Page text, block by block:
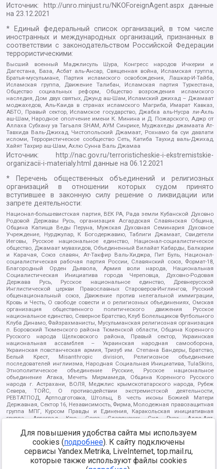
Источник: http://unro.minjust.ru/NKOForeignAgent.aspxданные
на23.12.2021
* Единый федеральный список организаций, в том числе
иностранных и международных организаций, признанных в
соответствии с законодательством Российской Федерации
террористическими:
Высший военный Маджлисуль Шура, Конгресс народов Ичкерии и
Дагестана, База, Асбат аль-Ансар, Священная война, Исламская группа,
Братья-мусульмане, Партия исламского освобождения, Лашкар-И-Тайба,
Исламская группа, Движение Талибан, Исламская партия Туркестана,
Общество социальных реформ, Общество возрождения исламского
наследия, Дом двух святых, Джунд аш-Шам, Исламский джихад – Джамаат
моджахедов, Аль-Каида в странах исламского Магриба, Имарат Кавказ,
АБТО, Правый сектор, Исламское государство, Джабха аль-Нусра ли-Ахль
аш-Шам, Народное ополчение имени К. Минина и Д. Пожарского, Аджр от
Аллаха Субхану уа Тагьаля SHAM, АУМ Синрике, Муджахеды джамаата Ат-
Тавхида Валь-Джихад, Чистопольский Джамаат, Рохнамо ба суи давлати
исломи, Террористическое сообщество Сеть, Катиба Таухид валь-Джихад,
Хайят Тахрир аш-Шам, Ахлю Сунна Валь Джамаа
Источник:
http://nac.gov.ru/terroristicheskie-i-ekstremistskie-
organizacii-i-materialy.html данные на06.12.2021
* Перечень общественных объединений и религиозных
организаций в отношении которых судом принято
вступившее в законную силу решение о ликвидации или
запрете деятельности:
Национал-большевистская партия, ВЕК РА, Рада земли Кубанской Духовно
Родовой Державы Русь, организация Асгардская Славянская Община,
Община Капища Веды Перуна, Мужская Духовная Семинария Духовное
Учреждение, Нурджулар, К Богодержавию, Таблиги Джамаат, Свидетели
Иеговы, Русское национальное единство, Национал-социалистическое
общество, Джамаат мувахидов, Объединенный Вилайат Кабарды, Балкарии
и Карачая, Союз славян, Ат-Такфир Валь-Хиджра, Пит Буль, Национал-
социалистическая рабочая партия России, Славянский союз, Формат-18,
Благородный Орден Дьявола, Армия воли народа, Национальная
Социалистическая Инициатива города Череповца, Духовно-Родовая
Держава Русь, Русское национальное единство, Древнерусской
Инглистической церкви Православных Староверов-Инглингов, Русский
общенациональный союз, Движение против нелегальной иммиграции,
Кровь и Честь, О свободе совести и о религиозных объединениях, Омская
организация общественного политического движения Русское
национальное единство, Северное Братство, Клуб Болельщиков Футбольного
Клуба Динамо, Файзрахманисты, Мусульманская религиозная организация
п. Боровский Тюменского района Тюменской области, Община Коренного
Русского народа Щелковского района, Правый сектор, Украинская
национальная ассамблея – Украинская народная самооборона,
Украинская повстанческая армия, Тризуб им. Степана Бандеры, Братство,
Белый Крест, Misanthropic division, Религиозное объединение
последователей инглиизма, Народная Социальная Инициатива, TulaSkins,
Этнополитическое объединение Русские, Русское национальное
объединение Атака, Мечеть Мирмамеда, Община Коренного Русского
народа г. Астрахани, ВОЛЯ, Меджлис крымскотатарского народа, Рубеж
Севера, ТОЙС, О противодействии экстремистской деятельности,
РЕВТАТПОД, Артподготовка, Штольц, В честь иконы Божией Матери
Державная, Сектор 16, Независимость, Фирма, Молодежная правозащитная
группа МПГ, Курсом Правды и Единения, Каракольская инициативная
группа, Автоград Крю, Союз Славянских Сил Руси, Алля-Аят,
Арестантское уголовное единство, Башкорт, Нация и свобода, W.H.С., Фалунь
Дафа, Иртыш Ultras, Русский Патриотический клуб-Новокузнецк/РПК,
Сибирский державный союз, Фонд борьбы с коррупцией, Фонд защиты прав
граждан, Штабы Навального, Совет граждан СССР Прикубанского округа г.
Краснодара
Для повышения удобства сайта мы используем
cookies (подробнее). К сайту подключены
сервисы Yandex.Metrika, LiveInternet, top.mail.ru,
которые также используют файлы cookies